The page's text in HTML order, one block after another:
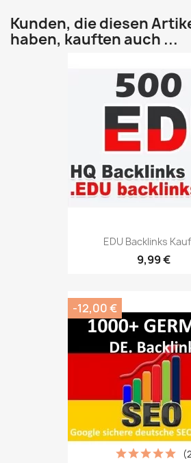
Kunden, die diesen
haben, kauften auch ...
EDU Backlinks
9,99 €
-12,00 €